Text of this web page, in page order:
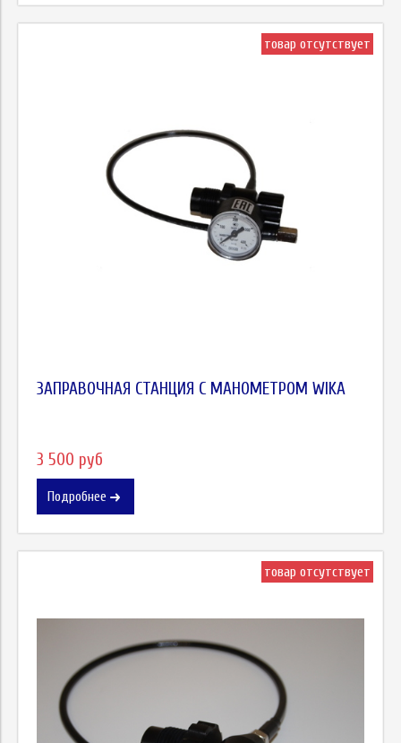
товар отсутствует
ЗАПРАВОЧНАЯ СТАНЦИЯ С МАНОМЕТРОМ WIKA
3 500 руб
Подробнее
товар отсутствует